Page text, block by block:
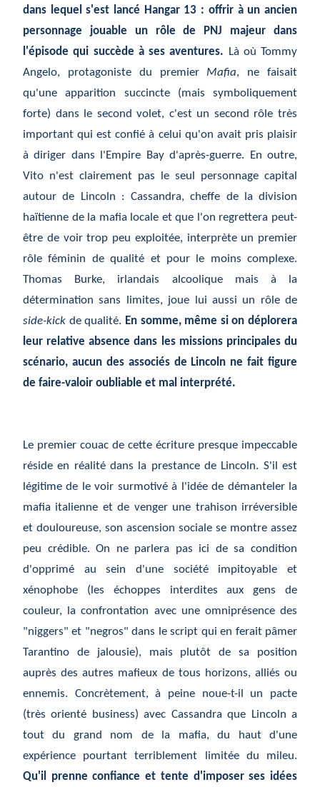
dans lequel s'est lancé Hangar 13 : offrir à un ancien
personnage jouable un rôle de PNJ majeur dans
l'épisode qui succède à ses aventures. Là où Tommy
Angelo, protagoniste du premier Mafia, ne faisait
qu'une apparition succincte (mais symboliquement
forte) dans le second volet, c'est un second rôle très
important qui est confié à celui qu'on avait pris plaisir
à diriger dans l'Empire Bay d'après-guerre. En outre,
Vito n'est clairement pas le seul personnage capital
autour de Lincoln : Cassandra, cheffe de la division
haïtienne de la mafia locale et que l'on regrettera peut-
être de voir trop peu exploitée, interprète un premier
rôle féminin de qualité et pour le moins complexe.
Thomas Burke, irlandais alcoolique mais à la
détermination sans limites, joue lui aussi un rôle de
side-kick de qualité. En somme, même si on déplorera
leur relative absence dans les missions principales du
scénario, aucun des associés de Lincoln ne fait figure
de faire-valoir oubliable et mal interprété.
Le premier couac de cette écriture presque impeccable
réside en réalité dans la prestance de Lincoln. S'il est
légitime de le voir surmotivé à l'idée de démanteler la
mafia italienne et de venger une trahison irréversible
et douloureuse, son ascension sociale se montre assez
peu crédible. On ne parlera pas ici de sa condition
d'opprimé au sein d'une société impitoyable et
xénophobe (les échoppes interdites aux gens de
couleur, la confrontation avec une omniprésence des
"niggers" et "negros" dans le script qui en ferait pâmer
Tarantino de jalousie), mais plutôt de sa position
auprès des autres mafieux de tous horizons, alliés ou
ennemis. Concrètement, à peine noue-t-il un pacte
(très orienté business) avec Cassandra que Lincoln a
tout du grand nom de la mafia, du haut d'une
expérience pourtant terriblement limitée du mileu.
Qu'il prenne confiance et tente d'imposer ses idées